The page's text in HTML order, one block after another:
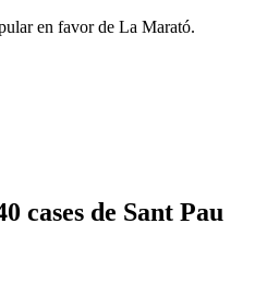
en favor de La Marató.
cases de Sant Pau